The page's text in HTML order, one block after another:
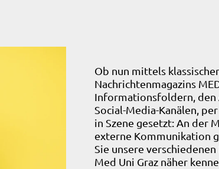
Ob nun mittels
Nachrichtenmagazins
Informationsfoldern,
Social-Media-Kanälen,
in Szene gesetzt: An der
externe Kommunikation
Sie unsere
Med Uni Graz näher